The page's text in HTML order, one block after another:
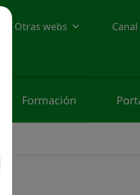
Otras webs
Formación